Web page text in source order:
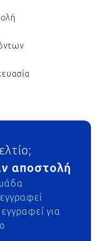
αποστολή
για